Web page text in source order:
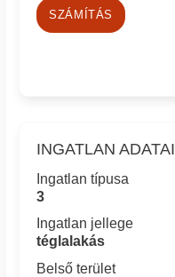
SZÁMÍTÁS
INGATLAN ADATAI
Ingatlan típusa
3
Ingatlan jellege
téglalakás
Belső terület